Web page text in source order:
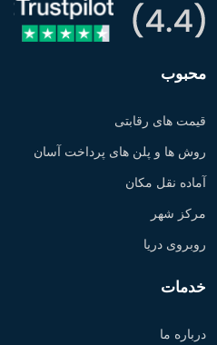
محبوب
قیمت های رقابتی
روش ها و پلن های پرداخت آسان
آماده نقل مکان
مرکز شهر
روبروی دریا
خدمات
درباره ما